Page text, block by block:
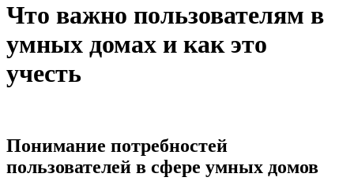
Что важно пользователям в
умных домах и как это
учесть
Понимание потребностей
пользователей в сфере умных домов